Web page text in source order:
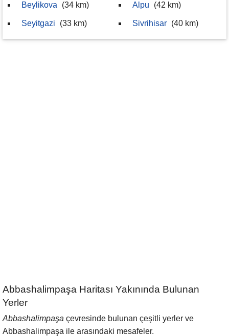
Beylikova (34 km)
Seyitgazi (33 km)
Alpu (42 km)
Sivrihisar (40 km)
Abbashalimpaşa Haritası Yakınında Bulunan
Yerler
Abbashalimpaşa çevresinde bulunan çeşitli yerler ve
Abbashalimpaşa ile arasındaki mesafeler.